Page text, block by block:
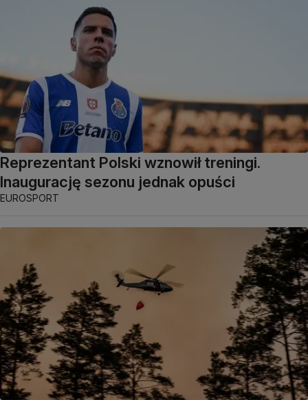
Reprezentant Polski wznowił treningi.
Inaugurację sezonu jednak opuści
EUROSPORT